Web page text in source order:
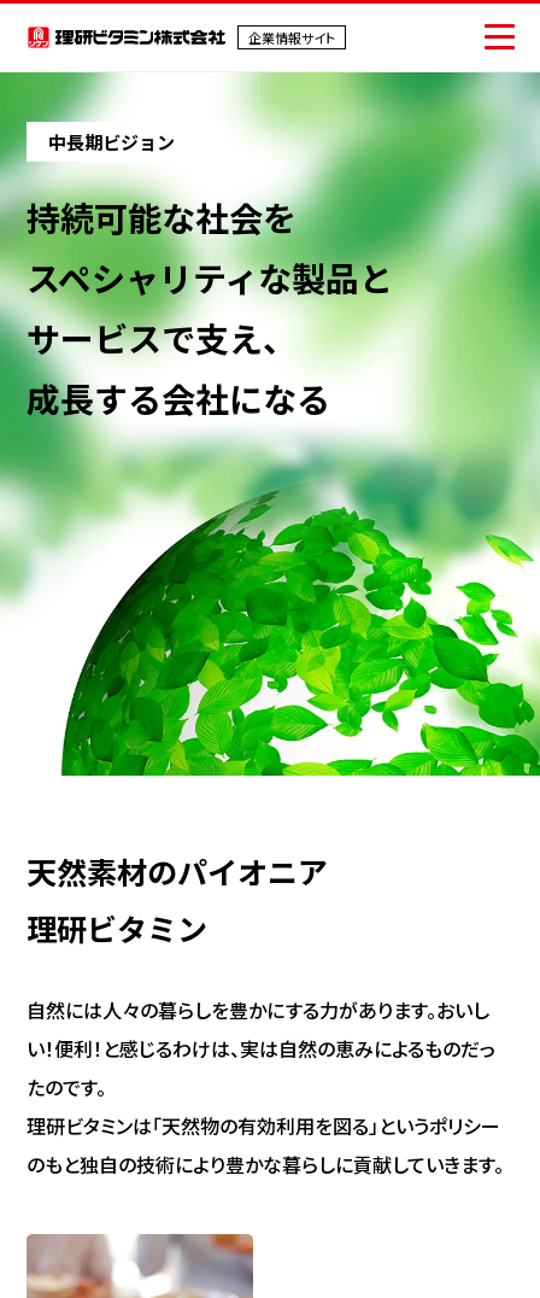
企業情報サイト
企業情報サイト
家庭用商品
業務用商品
EN
ニュース
お問い合わせ
会社情報
IR情報
サステナビリティ
採用情報
中長期ビジョン
持続可能な社会を
スペシャリティな製品と
サービスで支え、
成長する会社になる
天然素材のパイオニア
理研ビタミン
自然には人々の暮らしを豊かにする力があります。おいし
い！便利！と感じるわけは、実は自然の恵みによるものだっ
たのです。
理研ビタミンは「天然物の有効利用を図る」というポリシー
のもと独自の技術により豊かな暮らしに貢献していきます。